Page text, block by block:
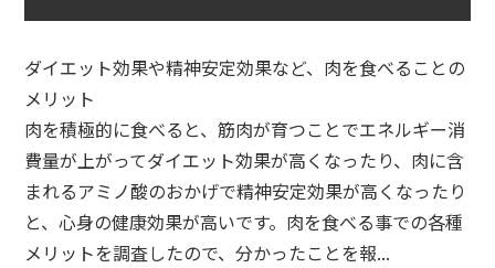
ダイエット効果や精神安定効果など、肉を食べることの
メリット
肉を積極的に食べると、筋肉が育つことでエネルギー消
費量が上がってダイエット効果が高くなったり、肉に含
まれるアミノ酸のおかげで精神安定効果が高くなったり
と、心身の健康効果が高いです。肉を食べる事での各種
メリットを調査したので、分かったことを報...